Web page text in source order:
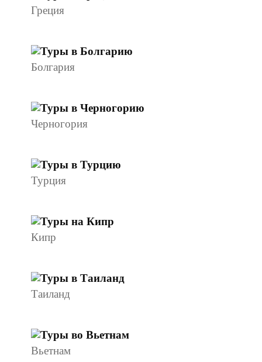
Греция
Болгария
Черногория
Турция
Кипр
Таиланд
Вьетнам